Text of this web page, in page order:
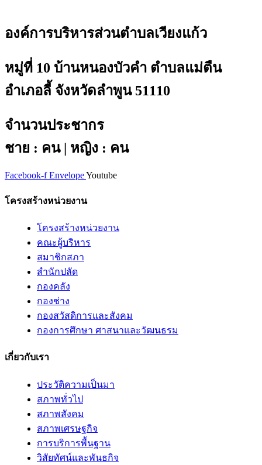
องค์การบริหารส่วนตำบลเวียงแก้ว
หมู่ที่ 10 บ้านหนองบัวคำ ตำบลแม่ตืน
อำเภอลี้ จังหวัดลำพูน 51110
จำนวนประชากร
ชาย : คน | หญิง : คน
Facebook-f EnvelopeYoutube
โครงสร้างหน่วยงาน
โครงสร้างหน่วยงาน
คณะผู้บริหาร
สมาชิกสภา
สำนักปลัด
กองคลัง
กองช่าง
กองสวัสดิการและสังคม
กองการศึกษา ศาสนาและวัฒนธรม
เกี่ยวกับเรา
ประวัติความเป็นมา
สภาพทั่วไป
สภาพสังคม
สภาพเศรษฐกิจ
การบริการพื้นฐาน
วิสัยทัศน์และพันธกิจ